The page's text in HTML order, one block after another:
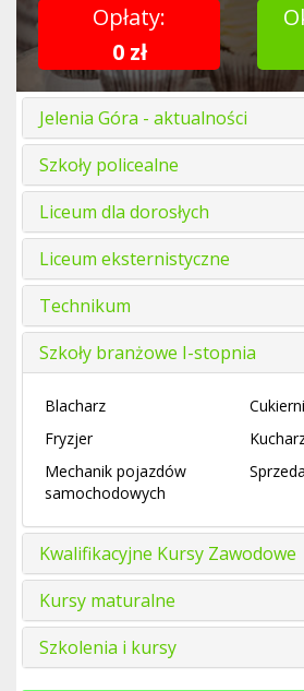
Opłaty:
0 zł
Jelenia Góra - aktualności
Szkoły policealne
Liceum dla dorosłych
Liceum eksternistyczne
Technikum
Szkoły branżowe I-stopnia
Blacharz
Fryzjer
Mechanik pojazdów
samochodowych
Kwalifikacyjne Kursy Zawodowe
Kursy maturalne
Szkolenia i kursy